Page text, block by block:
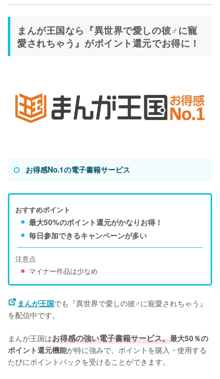
まんが王国なら『異世界で愛しの彼♂に寵
愛されちゃう』がポイント還元でお得に！
お得感No.1の電子書籍サービス
おすすめポイント
最大50%のポイント還元がかなりお得！
毎日参加できるキャンペーンが多い
注意点
マイナー作品は少なめ
まんが王国でも『異世界で愛しの彼♂に寵愛されちゃう』
を配信中です。
まんが王国はお得感の強い電子書籍サービス。最大50％の
ポイント還元機能が特に強みで、ポイントを購入・使用する
たびにポイントバックを受けることができます。